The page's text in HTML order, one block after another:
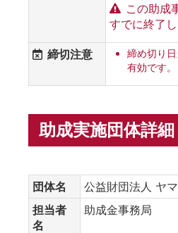
この助成
すでに終了し
締切注意
締め切り
有効です。
助成実施団体詳細
団体名
公益財団法人 ヤ
担当者
名
助成金事務局